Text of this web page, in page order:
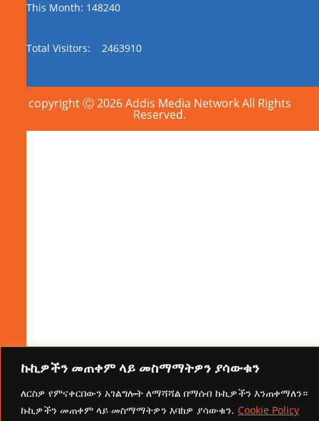
ኩኪዎችን መጠቀም ላይ መስማማትዎን ያሳውቁን
ለርስዎ የምናቀርበውን አገልግሎት ለማሻሻል በማሰብ ኩኪዎችን እንጠቀማለን።
ኩኪዎችን መጠቀም ላይ መስማማትዎን እባክዎ ያሳውቁን. Cookie Policy
This Month: 148240
Total Visitors: 2463910
copyright Ⓒ 2026 Addis Media Network All Rights
Reserved.